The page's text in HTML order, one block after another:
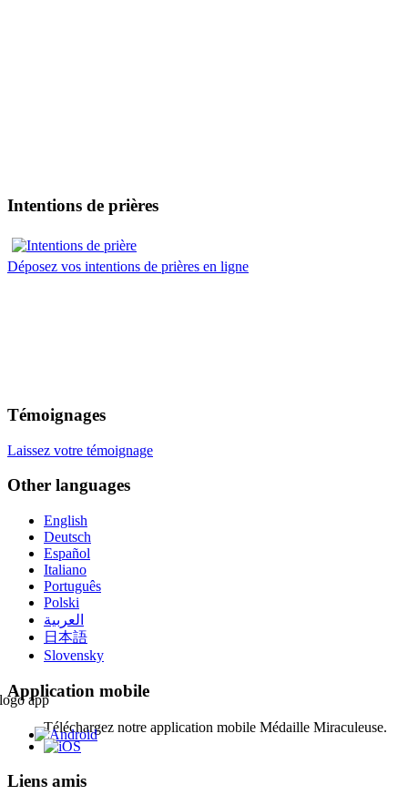
Intentions de prières
Déposez vos intentions de prières en ligne
Témoignages
Laissez votre témoignage
Other languages
English
Deutsch
Español
Italiano
Português
Polski
العربية
日本語
Slovensky
Application mobile
Téléchargez notre application mobile Médaille Miraculeuse.
Liens amis